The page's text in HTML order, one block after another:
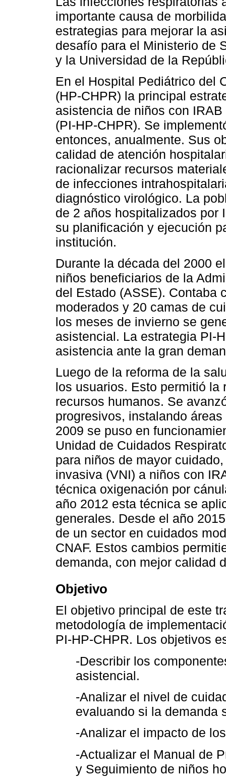
importante causa de
estrategias para mejorar la
desafío para el Ministerio de
y la Universidad de la
En el Hospital Pediátrico del
(HP-CHPR) la principal
asistencia de niños con
(PI-HP-CHPR). Se
entonces, anualmente. Sus
calidad de atención
racionalizar recursos
de infecciones
diagnóstico virológico. La
de 2 años hospitalizados por
su planificación y ejecución
institución.
Durante la década del 2000
niños beneficiarios de la
del Estado (ASSE). Contaba
moderados y 20 camas de
los meses de invierno se
asistencial. La estrategia PI-
asistencia ante la gran
Luego de la reforma de la
los usuarios. Esto permitió
recursos humanos. Se
progresivos, instalando
2009 se puso en
Unidad de Cuidados
para niños de mayor
invasiva (VNI) a niños con
técnica oxigenación por
año 2012 esta técnica se
generales. Desde el año
de un sector en cuidados
CNAF. Estos cambios
demanda, con mejor calidad
Objetivo
El objetivo principal de este
metodología de
PI-HP-CHPR. Los objetivos
-Describir los
asistencial.
-Analizar el nivel de
evaluando si la demanda
-Analizar el impacto de
-Actualizar el Manual de
y Seguimiento de niños